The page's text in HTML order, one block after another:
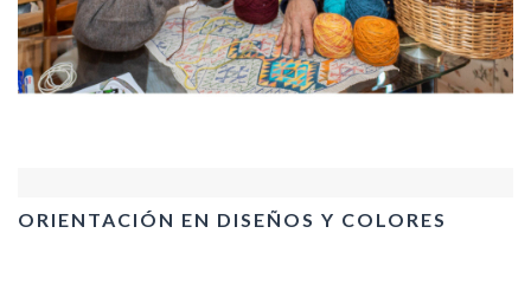
ORIENTACIÓN EN DISEÑOS Y COLORES